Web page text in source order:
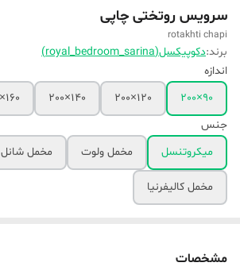
سرویس روتختی چاپی
rotakhti chapi
برند:دکوپیکسل(royal_bedroom_sarina)
اندازه
90×200
120×200
140×200
160×200
جنس
میکروتنسل
مخمل ولوت مخمل شانل
مخمل کالیفرنیا
مشخصات